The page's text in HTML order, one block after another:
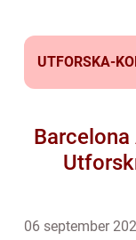
UTFORSKA-
06 september